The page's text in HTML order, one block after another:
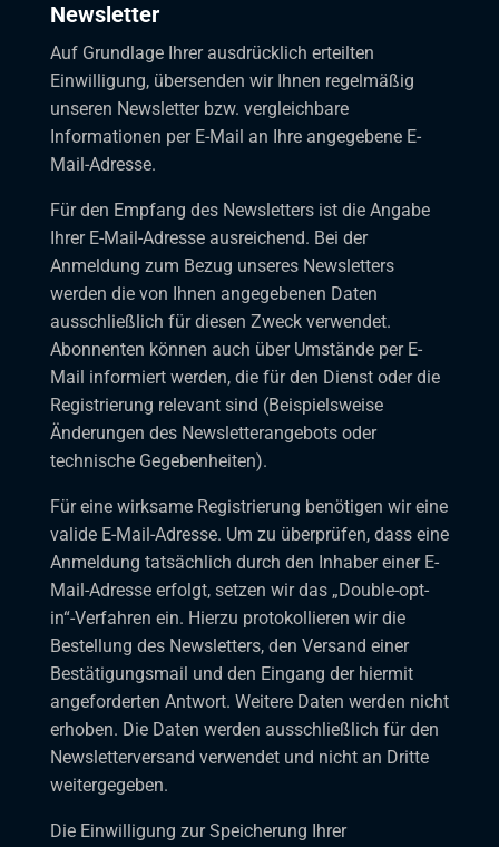
Newsletter
Auf Grundlage Ihrer ausdrücklich erteilten
Einwilligung, übersenden wir Ihnen regelmäßig
unseren Newsletter bzw. vergleichbare
Informationen per E-Mail an Ihre angegebene E-
Mail-Adresse.
Für den Empfang des Newsletters ist die Angabe
Ihrer E-Mail-Adresse ausreichend. Bei der
Anmeldung zum Bezug unseres Newsletters
werden die von Ihnen angegebenen Daten
ausschließlich für diesen Zweck verwendet.
Abonnenten können auch über Umstände per E-
Mail informiert werden, die für den Dienst oder die
Registrierung relevant sind (Beispielsweise
Änderungen des Newsletterangebots oder
technische Gegebenheiten).
Für eine wirksame Registrierung benötigen wir eine
valide E-Mail-Adresse. Um zu überprüfen, dass eine
Anmeldung tatsächlich durch den Inhaber einer E-
Mail-Adresse erfolgt, setzen wir das „Double-opt-
in“-Verfahren ein. Hierzu protokollieren wir die
Bestellung des Newsletters, den Versand einer
Bestätigungsmail und den Eingang der hiermit
angeforderten Antwort. Weitere Daten werden nicht
erhoben. Die Daten werden ausschließlich für den
Newsletterversand verwendet und nicht an Dritte
weitergegeben.
Die Einwilligung zur Speicherung Ihrer